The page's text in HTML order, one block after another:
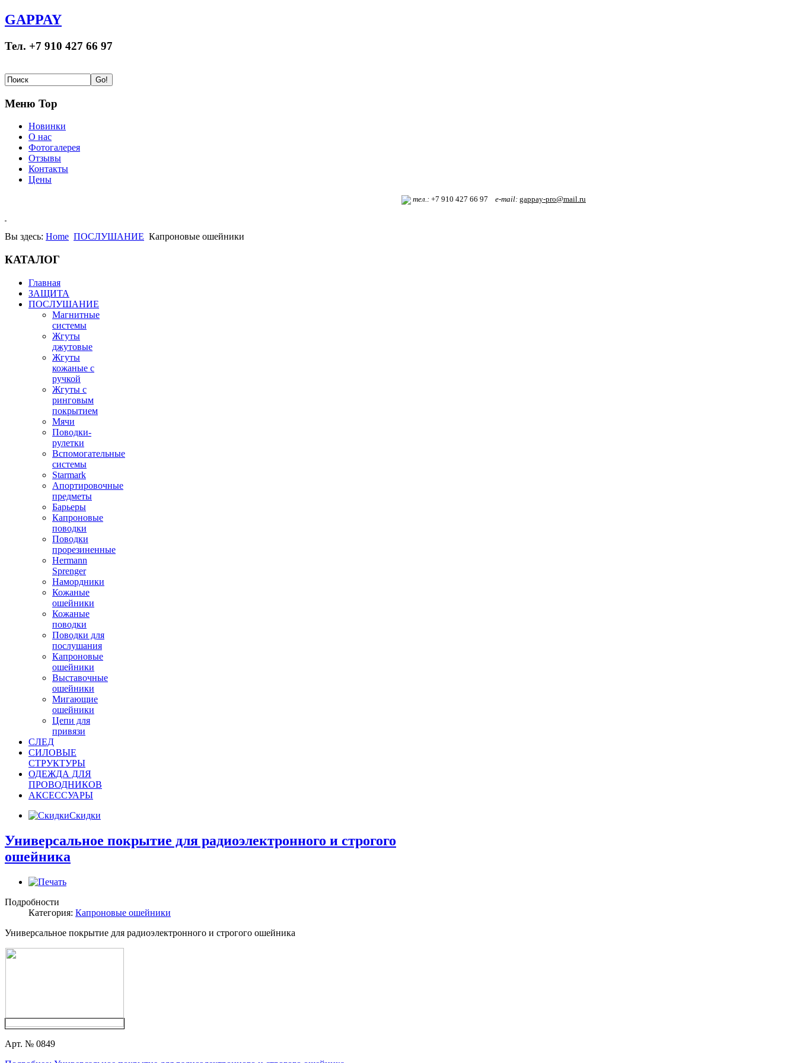
GAPPAY
Тел. +7 910 427 66 97
Меню Top
Новинки
О нас
Фотогалерея
Отзывы
Контакты
Цены
тел.: +7 910 427 66 97 e-mail: gappay-pro@mail.ru
Вы здесь: Home ПОСЛУШАНИЕ Капроновые ошейники
КАТАЛОГ
Главная
ЗАЩИТА
ПОСЛУШАНИЕ
Магнитные
системы
Жгуты
джутовые
Жгуты
кожаные с
ручкой
Жгуты с
ринговым
покрытием
Мячи
Поводки-
рулетки
Вспомогательные
системы
Starmark
Апортировочные
предметы
Барьеры
Капроновые
поводки
Поводки
прорезиненные
Hermann
Sprenger
Намордники
Кожаные
ошейники
Кожаные
поводки
Поводки для
послушания
Капроновые
ошейники
Выставочные
ошейники
Мигающие
ошейники
Цепи для
привязи
СЛЕД
СИЛОВЫЕ
СТРУКТУРЫ
ОДЕЖДА ДЛЯ
ПРОВОДНИКОВ
АКСЕССУАРЫ
Скидки
Универсальное покрытие для радиоэлектронного и строгого
ошейника
Подробности
Категория: Капроновые ошейники
Универсальное покрытие для радиоэлектронного и строгого ошейника
Арт. № 0849